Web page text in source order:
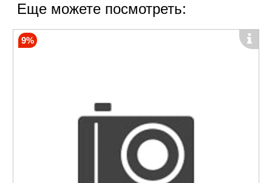
Еще можете посмотреть:
9%